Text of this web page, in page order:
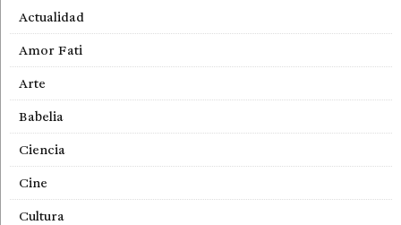
Actualidad
Amor Fati
Arte
Babelia
Ciencia
Cine
Cultura